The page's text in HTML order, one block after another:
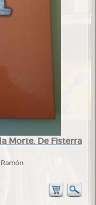
Morte. De Fisterra
Ramón